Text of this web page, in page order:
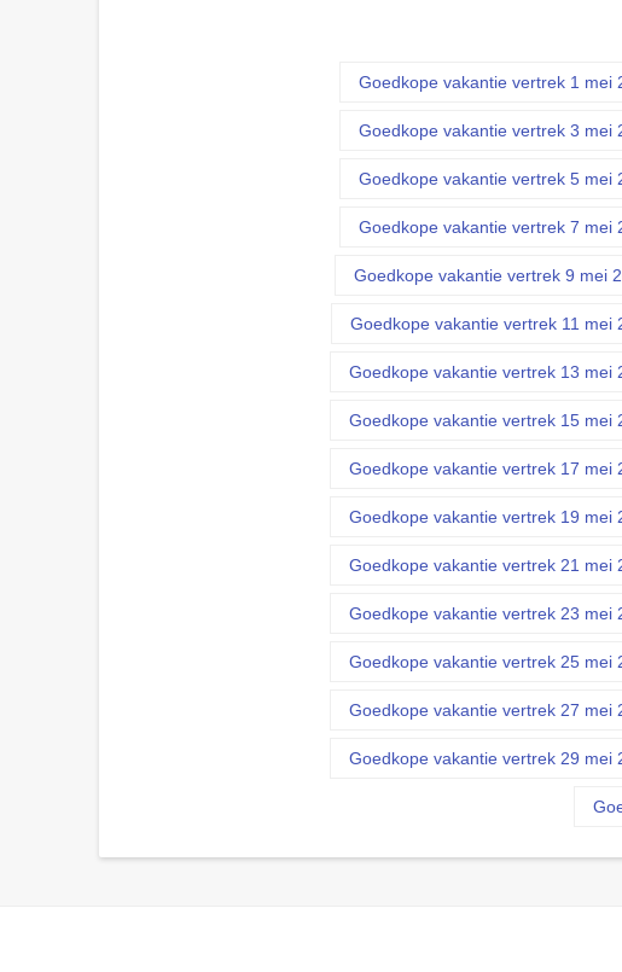
Goedkope vakantie vertrek 1 mei
Goedkope vakantie vertrek 3 mei
Goedkope vakantie vertrek 5 mei
Goedkope vakantie vertrek 7 mei
Goedkope vakantie vertrek 9 mei
Goedkope vakantie vertrek 11 mei
Goedkope vakantie vertrek 13 mei
Goedkope vakantie vertrek 15 mei
Goedkope vakantie vertrek 17 mei
Goedkope vakantie vertrek 19 mei
Goedkope vakantie vertrek 21 mei
Goedkope vakantie vertrek 23 mei
Goedkope vakantie vertrek 25 mei
Goedkope vakantie vertrek 27 mei
Goedkope vakantie vertrek 29 mei